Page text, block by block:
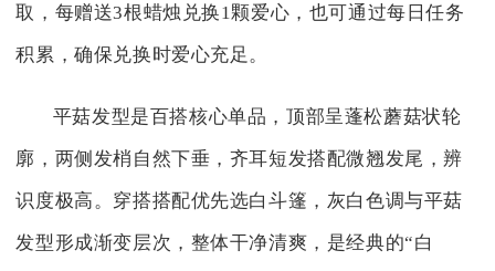
取，每赠送3根蜡烛兑换1颗爱心，也可通过每日任务
积累，确保兑换时爱心充足。
平菇发型是百搭核心单品，顶部呈蓬松蘑菇状轮
廓，两侧发梢自然下垂，齐耳短发搭配微翘发尾，辨
识度极高。穿搭搭配优先选白斗篷，灰白色调与平菇
发型形成渐变层次，整体干净清爽，是经典的“白